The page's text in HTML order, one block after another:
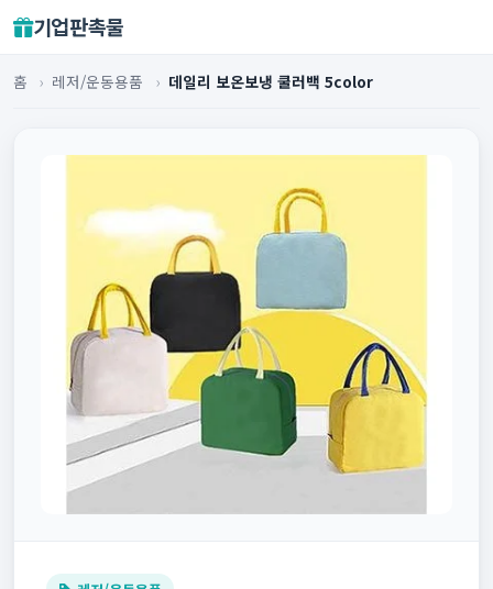
기업판촉물
홈 › 레저/운동용품 › 데일리 보온보냉 쿨러백 5color